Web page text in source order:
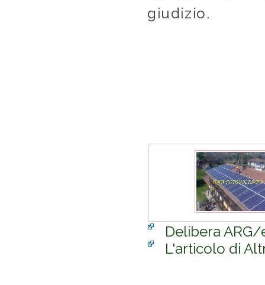
Delibera
L'articolo di